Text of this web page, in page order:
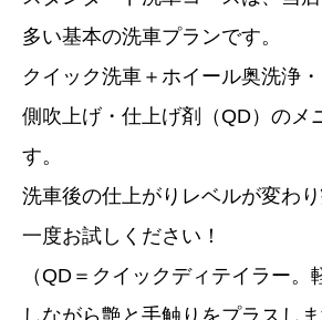
多い基本の洗車プランです。
クイック洗車＋ホイール奥洗浄
側吹上げ・仕上げ剤（QD）のメ
す。
洗車後の仕上がりレベルが変わり
一度お試しください！
（QD＝クイックディテイラー
しながら艶と手触りをプラスしま